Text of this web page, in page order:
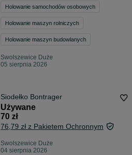
Holowanie samochodów osobowych
Holowanie maszyn rolniczych
Holowanie maszyn budowlanych
Swolszewice Duże
05 sierpnia 2026
Siodełko Bontrager
Używane
70 zł
76,79 zł z Pakietem Ochronnym
Swolszewice Duże
04 sierpnia 2026